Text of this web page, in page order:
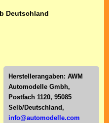
Deutschland
Herstellerangaben: AWM
Automodelle Gmbh,
Postfach 1120, 95085
Selb/Deutschl and,
info@automodelle.com